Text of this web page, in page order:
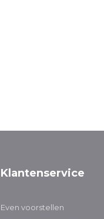
Klantenservice
Even voorstellen